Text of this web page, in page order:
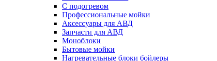
С подогревом
Профессиональные мойки
Аксессуары для АВД
Запчасти для АВД
Моноблоки
Бытовые мойки
Нагревательные блоки бойлеры